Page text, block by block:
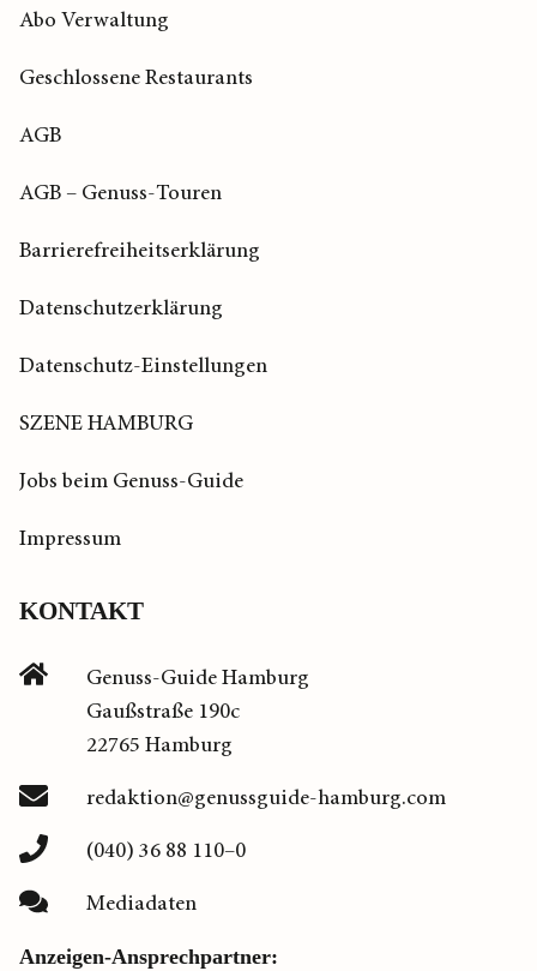
Abo Verwaltung
Geschlossene Restaurants
AGB
AGB – Genuss-Touren
Barrierefreiheitserklärung
Datenschutzerklärung
Datenschutz-Einstellungen
SZENE HAMBURG
Jobs beim Genuss-Guide
Impressum
KONTAKT
Genuss-Guide Hamburg
Gaußstraße 190c
22765 Hamburg
redaktion@genussguide-hamburg.com
(040) 36 88 110–0
Mediadaten
Anzeigen-Ansprechpartner: